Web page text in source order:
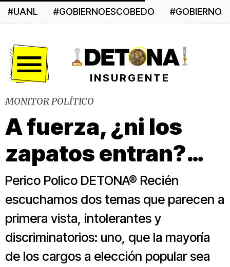
#UANL #GOBIERNOESCOBEDO
INSURGENTE
MONITOR POLÍTICO
A fuerza, ¿ni los
zapatos entran?…
Perico Polico DETONA® Recién
escuchamos dos temas que parecen a
primera vista, intolerantes y
discriminatorios: uno, que la mayoría
de los cargos a elección popular sea